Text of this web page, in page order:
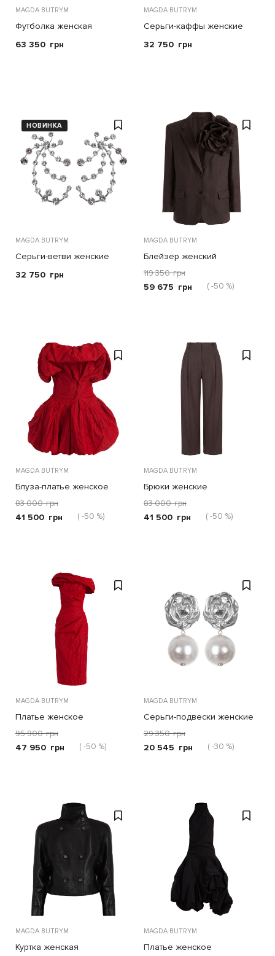
MAGDA BUTRYM
Футболка женская
63 350 грн
MAGDA BUTRYM
Серьги-каффы женские
32 750 грн
НОВИНКА
MAGDA BUTRYM
Серьги-ветви женские
32 750 грн
MAGDA BUTRYM
Блейзер женский
119 350 грн
59 675 грн ( -50 %)
MAGDA BUTRYM
Блуза-платье женское
83 000 грн
41 500 грн ( -50 %)
MAGDA BUTRYM
Брюки женские
83 000 грн
41 500 грн ( -50 %)
MAGDA BUTRYM
Платье женское
95 900 грн
47 950 грн ( -50 %)
MAGDA BUTRYM
Серьги-подвески женские
29 350 грн
20 545 грн ( -30 %)
MAGDA BUTRYM
Куртка женская
MAGDA BUTRYM
Платье женское